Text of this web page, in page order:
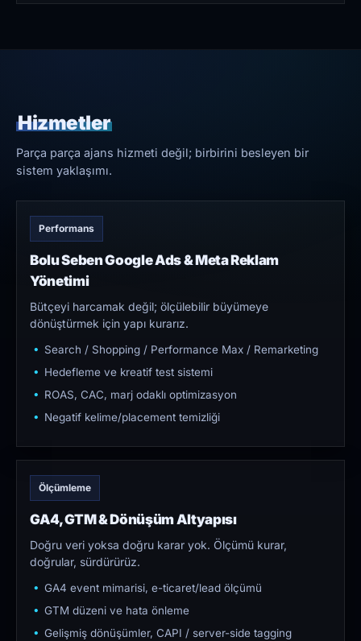
Hizmetler
Parça parça ajans hizmeti değil; birbirini besleyen bir
sistem yaklaşımı.
Performans
Bolu Seben Google Ads & Meta Reklam
Yönetimi
Bütçeyi harcamak değil; ölçülebilir büyümeye
dönüştürmek için yapı kurarız.
Search / Shopping / Performance Max / Remarketing
Hedefleme ve kreatif test sistemi
ROAS, CAC, marj odaklı optimizasyon
Negatif kelime/placement temizliği
Ölçümleme
GA4, GTM & Dönüşüm Altyapısı
Doğru veri yoksa doğru karar yok. Ölçümü kurar,
doğrular, sürdürürüz.
GA4 event mimarisi, e-ticaret/lead ölçümü
GTM düzeni ve hata önleme
Gelişmiş dönüşümler, CAPI / server-side tagging